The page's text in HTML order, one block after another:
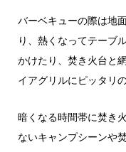
バーベキューの際は地
り、熱くなってテーブ
かけたり、焚き火台と
イアグリルにピッタリ
暗くなる時間帯に焚き
ないキャンプシーンや